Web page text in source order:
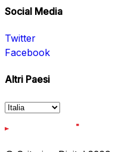
Social Media
Twitter
Facebook
Altri Paesi